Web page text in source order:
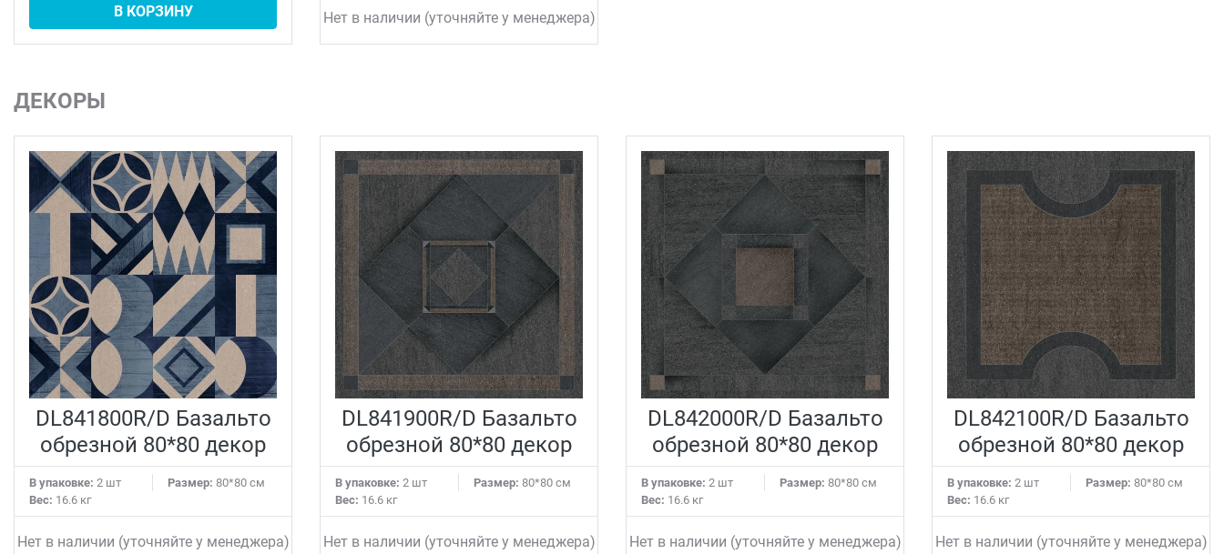
В КОРЗИНУ Нет в наличии (уточняйте у менеджера)
ДЕКОРЫ
DL841800R/D Базальто
обрезной 80*80 декор
В упаковке: 2 шт Размер: 80*80 см
Вес: 16.6 кг
Нет в наличии (уточняйте у менеджера)
DL841900R/D Базальто
обрезной 80*80 декор
В упаковке: 2 шт Размер: 80*80 см
Вес: 16.6 кг
Нет в наличии (уточняйте у менеджера)
DL842000R/D Базальто
обрезной 80*80 декор
В упаковке: 2 шт Размер: 80*80 см
Вес: 16.6 кг
Нет в наличии (уточняйте у менеджера)
DL842100R/D Базальто
обрезной 80*80 декор
В упаковке: 2 шт Размер: 80*80 см
Вес: 16.6 кг
Нет в наличии (уточняйте у менеджера)